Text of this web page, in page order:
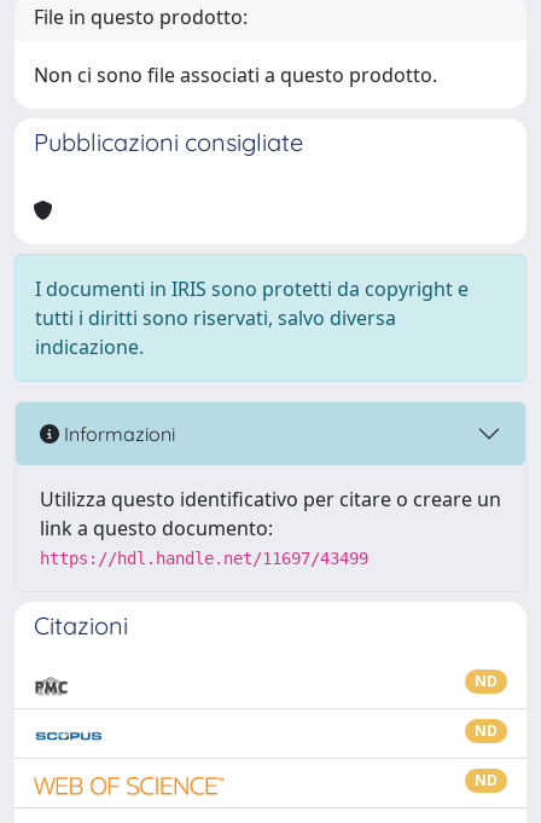
File in questo prodotto:
Non ci sono file associati a questo prodotto.
Pubblicazioni consigliate
I documenti in IRIS sono protetti da copyright e
tutti i diritti sono riservati, salvo diversa
indicazione.
Informazioni
Utilizza questo identificativo per citare o creare un
link a questo documento:
https://hdl.handle.net/11697/43499
Citazioni
ND
ND
ND